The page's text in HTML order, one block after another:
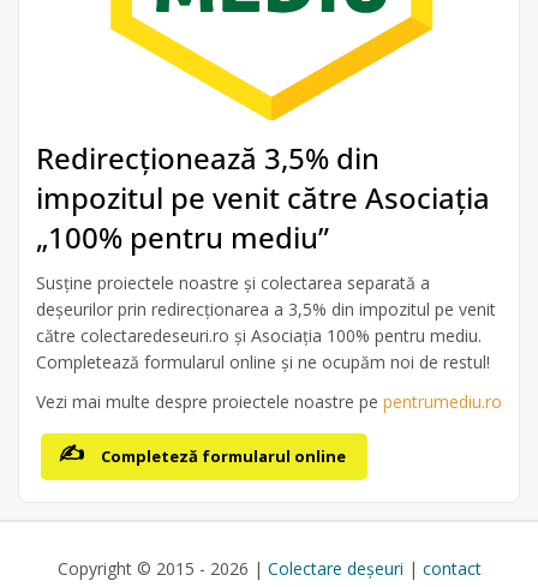
Redirecționează 3,5% din
impozitul pe venit către Asociația
„100% pentru mediu”
Susține proiectele noastre și colectarea separată a
deșeurilor prin redirecționarea a 3,5% din impozitul pe venit
către colectaredeseuri.ro și Asociația 100% pentru mediu.
Completează formularul online și ne ocupăm noi de restul!
Vezi mai multe despre proiectele noastre pe pentrumediu.ro
Completeză formularul online
Copyright © 2015 - 2026 | Colectare deșeuri | contact